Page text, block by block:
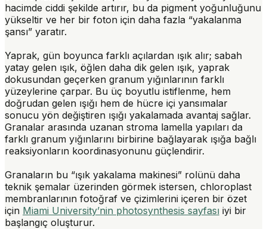
hacimde ciddi şekilde artırır, bu da pigment yoğunluğunu
yükseltir ve her bir foton için daha fazla “yakalanma
şansı” yaratır.
Yaprak, gün boyunca farklı açılardan ışık alır; sabah
yatay gelen ışık, öğlen daha dik gelen ışık, yaprak
dokusundan geçerken granum yığınlarının farklı
yüzeylerine çarpar. Bu üç boyutlu istiflenme, hem
doğrudan gelen ışığı hem de hücre içi yansımalar
sonucu yön değiştiren ışığı yakalamada avantaj sağlar.
Granalar arasında uzanan stroma lamella yapıları da
farklı granum yığınlarını birbirine bağlayarak ışığa bağlı
reaksiyonların koordinasyonunu güçlendirir.
Granaların bu “ışık yakalama makinesi” rolünü daha
teknik şemalar üzerinden görmek istersen, chloroplast
membranlarının fotoğraf ve çizimlerini içeren bir özet
için Miami University’nin photosynthesis sayfası iyi bir
başlangıç oluşturur.